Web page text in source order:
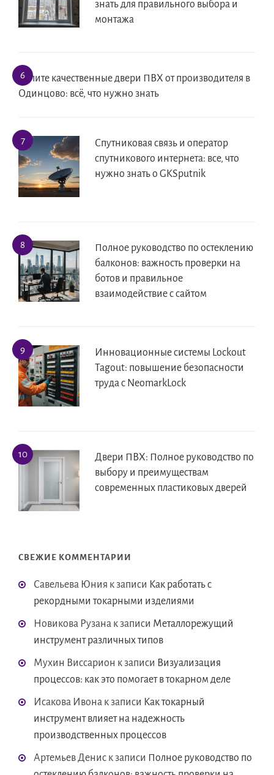
знать для правильного выбора и
монтажа
Купите качественные двери ПВХ от производителя в
Одинцово: всё, что нужно знать
Спутниковая связь и оператор
спутникового интернета: все, что
нужно знать о GKSputnik
Полное руководство по остеклению
балконов: важность проверки на
ботов и правильное
взаимодействие с сайтом
Инновационные системы Lockout
Tagout: повышение безопасности
труда с NeomarkLock
Двери ПВХ: Полное руководство по
выбору и преимуществам
современных пластиковых дверей
СВЕЖИЕ КОММЕНТАРИИ
Савельева Юния к записи Как работать с
рекордными токарными изделиями
Новикова Рузана к записи Металлорежущий
инструмент различных типов
Мухин Виссарион к записи Визуализация
процессов: как это помогает в токарном деле
Исакова Ивона к записи Как токарный
инструмент влияет на надежность
производственных процессов
Артемьев Денис к записи Полное руководство по